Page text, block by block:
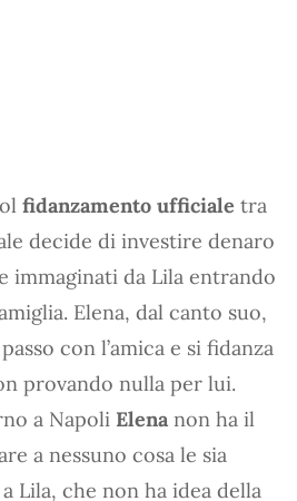
fidanzamento ufficiale tra
decide di investire denaro
immaginati da Lila entrando
Elena, dal canto suo,
con l’amica e si fidanza
provando nulla per lui.
a Napoli Elena non ha il
a nessuno cosa le sia
Lila, che non ha idea della